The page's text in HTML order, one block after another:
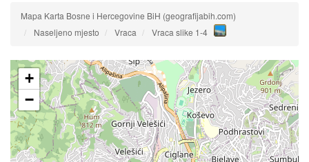
Mapa Karta Bosne i Hercegovine BiH (geografijabih.com)
Naseljeno mjesto
Vraca Vraca slike 1-4
+
−